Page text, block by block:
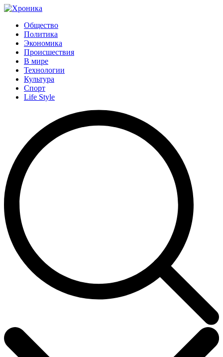
Общество
Политика
Экономика
Происшествия
В мире
Технологии
Культура
Спорт
Life Style